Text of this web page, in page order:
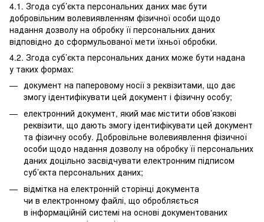
4.1. Згода суб’єкта персональних даних має бути
добровільним волевиявленням фізичної особи щодо
надання дозволу на обробку її персональних даних
відповідно до сформульованої мети їхньої обробки.
4.2. Згода суб’єкта персональних даних може бути надана
у таких формах:
документ на паперовому носії з реквізитами, що дає
змогу ідентифікувати цей документ і фізичну особу;
електронний документ, який має містити обов’язкові
реквізити, що дають змогу ідентифікувати цей документ
та фізичну особу. Добровільне волевиявлення фізичної
особи щодо надання дозволу на обробку її персональних
даних доцільно засвідчувати електронним підписом
суб’єкта персональних даних;
відмітка на електронній сторінці документа
чи в електронному файлі, що обробляється
в інформаційній системі на основі документованих